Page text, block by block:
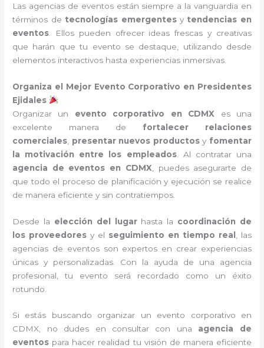
Las agencias de eventos están siempre a la vanguardia en
términos de tecnologías emergentesy tendencias en
eventos . Ellos pueden ofrecer ideas frescas y creativas
que harán que tu evento se destaque, utilizando desde
elementos interactivos hasta experiencias inmersivas.
Organiza el Mejor Evento Corporativo en Presidentes
Ejidales
Organizar un evento corporativo en CDMX es una
excelente manera de fortalecer relaciones
comerciales presentar nuevos productosy fomentar
la motivación entre los empleados. Al contratar una
agencia de eventos en CDMX , puedes asegurarte de
que todo el proceso de planificación y ejecución se realice
de manera eficiente y sin contratiempos.
Desde la elección del lugarhasta la coordinación de
los proveedores y el seguimiento en tiempo real , las
agencias de eventos son expertos en crear experiencias
únicas y personalizadas. Con la ayuda de una agencia
profesional, tu evento será recordado como un éxito
rotundo.
Si estás buscando organizar un evento corporativo en
CDMX, no dudes en consultar con una agencia de
eventos para hacer realidad tu visión de manera eficiente